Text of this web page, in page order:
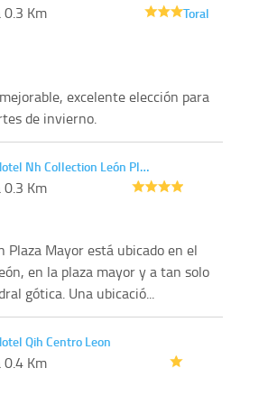
Toral
0.3 Km
excelente elección para
de invierno.
Nh Collection León Pl…
0.3 Km
Plaza Mayor está ubicado en el
en la plaza mayor y a tan solo
gótica. Una ubicació...
Qih Centro Leon
0.4 Km